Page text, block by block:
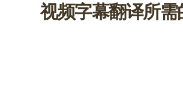
视频字幕翻译所需